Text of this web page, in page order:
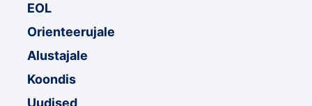
EOL
Orienteerujale
Alustajale
Koondis
Uudised